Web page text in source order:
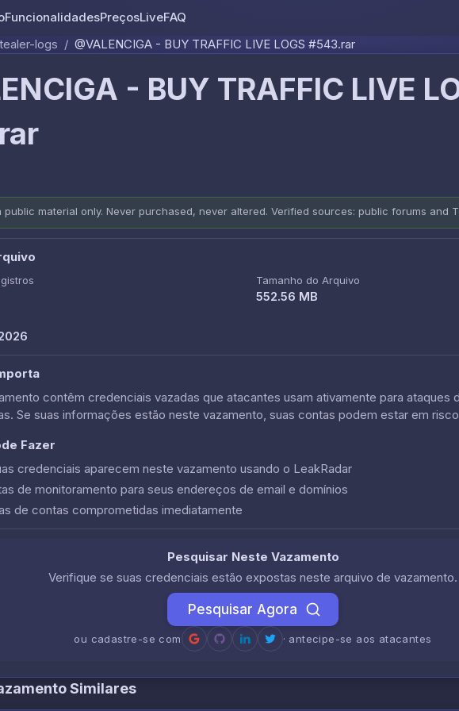
FuncionalidadesPreçosLiveFAQ
logs / @VALENCIGA - BUY TRAFFIC LIVE LOGS #543.rar
- BUY TRAFFIC LIVE
public material only. Never purchased, never altered. Verified sources: public forums and
Tamanho do Arquivo
552.56 MB
contêm credenciais vazadas que atacantes usam ativamente para ataques
Se suas informações estão neste vazamento, suas contas podem estar em
Fazer
credenciais aparecem neste vazamento usando o LeakRadar
de monitoramento para seus endereços de email e domínios
de contas comprometidas imediatamente
Pesquisar Neste Vazamento
Verifique se suas credenciais estão expostas neste arquivo de vazamento.
Pesquisar Agora
ou cadastre-se com · antecipe-se aos atacantes
Similares